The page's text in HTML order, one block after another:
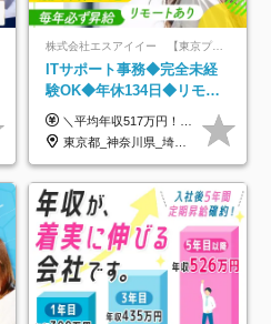
株式会社エスアイイー 【東京プロマーケット上場】
ITサポート事務◆完全未経
験OK◆年休134日◆リモー
トOK◆残業月7h以下◆賞与
年3回◆5年目まで必ず昇給
＼平均年収517万円！入社5年目まで毎年必ず昇給／ ■賞与年3回 ■年収800万円以上も可 ■入社3年以上の平均年収469.2万円 月給23万2000円以上＋賞与年3回＋各種手当 ☆入社5年目まで最大1万5000円の定期昇給を確約 ┃各種手当充実 ・規定の資格を取得すれば、2000円～5万円を毎月支給（2万4000円～60万円／年） ・研修中に取得した取得率95％の資格でも研修後の給料UP ※月給は年齢・経験・能力を考慮して、優遇いたします ※上記月給金額は固定残業代（20時間/3万1300円円以上）を含み、超過分は別途支給いたします ※試用期間（6ヶ月）は月給に変動はありますが、その他待遇に差異はありません ├入社後1ヶ月～3ヶ月間は、月給20万1900円となります └上記金額は固定残業代（10時間／1万6000円）を含み、超過分は別途支給いたします
東京都_神奈川県_埼玉県_千葉県_大阪府_愛知県_北海道_青森県_岩手県_宮城県_秋田県_山形県_福島県_茨城県_栃木県_群馬県_新潟県_山梨県_長野県_富山県_石川県_福井県_静岡県_岐阜県_三重県_兵庫県_京都府_滋賀県_奈良県_和歌山県_広島県_岡山県_鳥取県_島根県_山口県_徳島県_香川県_愛媛県_高知県_福岡県_熊本県_佐賀県_長崎県_大分県_宮崎県_鹿児島県_沖縄県